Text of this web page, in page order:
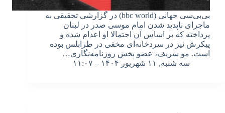
بی‌بی‌سی جهانی (bbc world) در گزارشی تحقیقی به
ماجرای ناپدید شدن امام موسی صدر در لبنان
پرداخته که بر اساس آن احتمالا او اعدام شده و
پیکرش نیز در سردخانه‌ای مخفی در طرابلس بوده
است. مو شریف، عضو بخش روزنامه‌نگاری…
سه شنبه, ۱۱ شهریور ۱۴۰۴ – ۱۱:۰۷